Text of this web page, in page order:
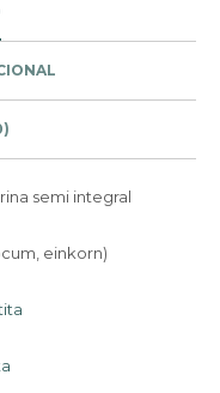
semi integral
einkorn)